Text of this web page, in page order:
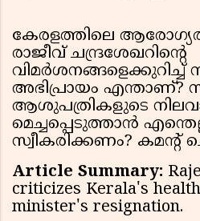
കേരളത്തിലെ
രാജീവ് ചന്ദ്രശേഖറിന്റെ
വിമർശനങ്ങളെക്കുറിച്ച്
അഭിപ്രായം എന്താണ്?
ആശുപത്രികളുടെ
മെച്ചപ്പെടുത്താൻ
സ്വീകരിക്കണം? കമന്റ്
Article Summary:
criticizes Kerala's
minister's resignation.